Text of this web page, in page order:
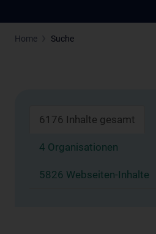
Home Suche
6176 Inhalte gesamt
4 Organisationen
5826 Webseiten-Inhalte